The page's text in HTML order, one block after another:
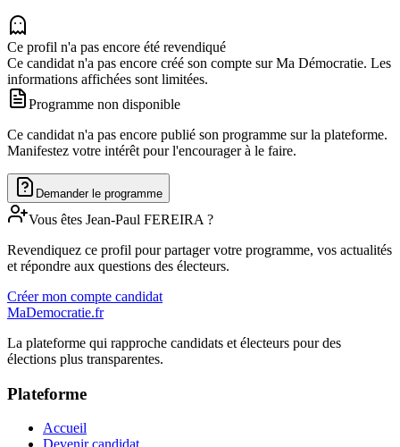
Ce profil n'a pas encore été revendiqué
Ce candidat n'a pas encore créé son compte sur Ma Démocratie. Les
informations affichées sont limitées.
Programme non disponible
Ce candidat n'a pas encore publié son programme sur la plateforme.
Manifestez votre intérêt pour l'encourager à le faire.
Demander le programme
Vous êtes Jean-Paul FEREIRA ?
Revendiquez ce profil pour partager votre programme, vos actualités
et répondre aux questions des électeurs.
Créer mon compte candidat
MaDemocratie.fr
La plateforme qui rapproche candidats et électeurs pour des
élections plus transparentes.
Plateforme
Accueil